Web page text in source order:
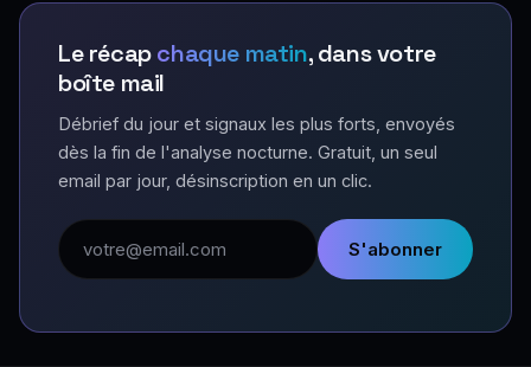
Le récapchaque matin, dans votre
boîte mail
Débrief du jour et signaux les plus forts, envoyés
dès la fin de l'analyse nocturne. Gratuit, un seul
email par jour, désinscription en un clic.
Adresse email
S'abonner